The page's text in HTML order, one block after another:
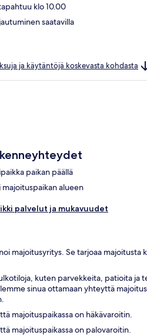
klo 10.00
saatavilla
ja käytäntöjä koskevasta kohdasta
paikan päällä
alueen
palvelut ja mukavuudet
majoitusyritys. Se tarjoaa
kuten parvekkeita, patioita ja
sinua ottamaan yhteyttä
majoituspaikassa on häkävaroitin.
majoituspaikassa on palovaroitin.